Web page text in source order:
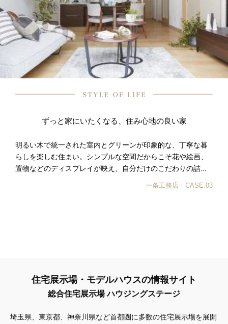
ずっと家にいたくなる、住み心地の良い家
明るい木で統一された室内とグリーンが印象的な、丁寧な暮
らしを楽しむ住まい。シンプルな空間だからこそ花や絵画、
置物などのディスプレイが映え、自分だけのこだわりの詰...
一条工務店｜CASE.03
住宅展示場・モデルハウスの情報サイト
総合住宅展示場 ハウジングステージ
埼玉県、東京都、神奈川県など首都圏に多数の住宅展示場を展開